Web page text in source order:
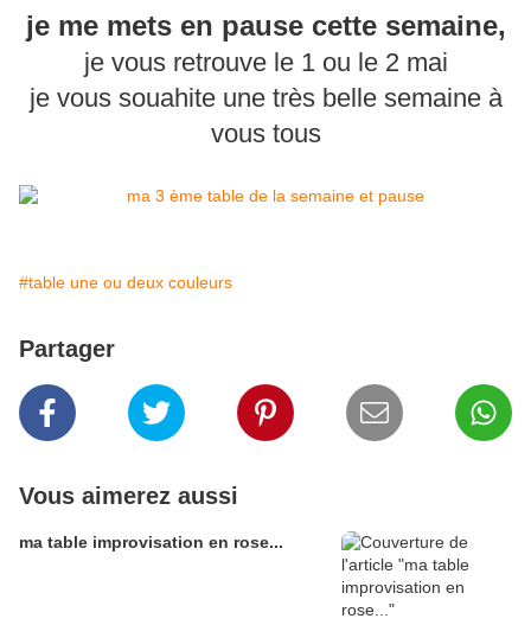
je me mets en pause cette semaine,
je vous retrouve le 1 ou le 2 mai
je vous souahite une très belle semaine à
vous tous
#table une ou deux couleurs
Partager
Vous aimerez aussi
ma table improvisation en rose...